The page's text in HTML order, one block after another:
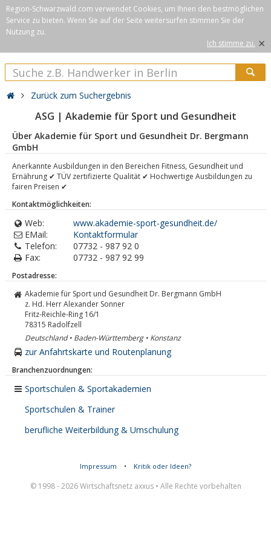
Region-Schwarzwald.com verwendet Cookies, um Ihnen den bestmöglichen
Service zu bieten. Wenn Sie auf der Seite weitersurfen stimmen Sie der
Nutzung zu.
Ich stimme zu. ×
Zurück zum Suchergebnis
ASG | Akademie für Sport und Gesundheit
Über Akademie für Sport und Gesundheit Dr. Bergmann
GmbH
Anerkannte Ausbildungen in den Bereichen Fitness, Gesundheit und
Ernährung ✔ TÜV zertifizierte Qualität ✔ Hochwertige Ausbildungen zu
fairen Preisen ✔
Kontaktmöglichkeiten:
Web:
www.akademie-sport-gesundheit.de/
EMail:
Kontaktformular
Telefon:
07732 - 987 92 0
Fax:
07732 - 987 92 99
Postadresse:
Akademie für Sport und Gesundheit Dr. Bergmann GmbH
z. Hd. Herr Alexander Sonner
Fritz-Reichle-Ring 16/1
78315 Radolfzell
Deutschland • Baden-Württemberg • Konstanz
zur Anfahrtskarte und Routenplanung
Branchenzuordnungen:
Sportschulen & Sportakademien
Sportschulen & Trainer
berufliche Weiterbildung & Umschulung
Impressum • Kritik oder Ideen?
© 1998 - 2026 Wirtschaftsnetz axxus • Alle Rechte vorbehalten